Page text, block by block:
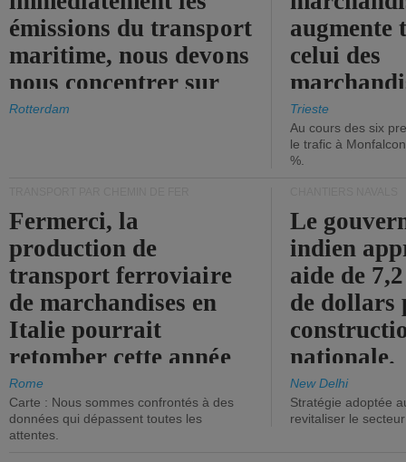
émissions du transport
maritime, nous devons
nous concentrer sur
les ports.
Rotterdam
augmente
celui des
diminue.
Trieste
Au cours des six
le trafic à
%.
Fermerci, la
production de
transport ferroviaire
de marchandises en
Italie pourrait
retomber cette année
aux niveaux de 2015.
Rome
Carte : Nous sommes confrontés à des
données qui dépassent toutes les
attentes.
Le
indien
aide de
de dollars
nationale.
New Delhi
Stratégie adoptée
revitaliser le secteur